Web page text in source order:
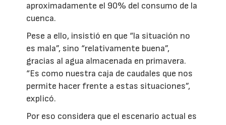
aproximadamente el 90% del consumo de la
cuenca.
Pese a ello, insistió en que “la situación no
es mala”, sino “relativamente buena”,
gracias al agua almacenada en primavera.
“Es como nuestra caja de caudales que nos
permite hacer frente a estas situaciones”,
explicó.
Por eso considera que el escenario actual es